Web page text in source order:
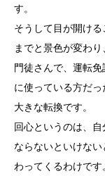
す。
そうして目が開け
までと景色が変わり
門徒さんで、運転
に使っている方だ
大きな転換です。
回心というのは、
ならないといけな
わってくるわけで